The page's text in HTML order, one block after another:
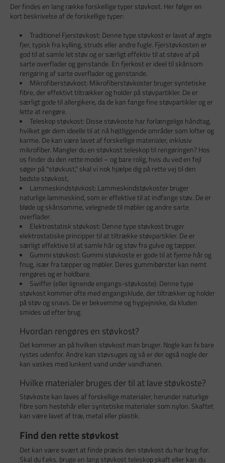
Der findes en lang række forskellige typer støvkost. Her følger en
kort beskrivelse af de forskellige typer:
Traditionel Fjerstøvkost: Denne type støvkost er lavet af ægte
fjer, typisk fra kylling, struds eller andre fugle. Fjerstøvkosten er
god til at samle let støv og er særligt effektiv til at støve af på
sarte overflader og genstande. En fjerkost er ideel til skånsom
rengøring af sarte overflader og genstande.
Mikrofiberstøvkost: Mikrofiberstøvkoster bruger syntetiske
fibre, der effektivt tiltrækker og holder på støvpartikler. De er
særligt gode til allergikere, da de kan fange fine støvpartikler og er
lette at rengøre.
Teleskop støvkost: Disse støvkoste har forlængelige håndtag,
hvilket gør dem ideelle til at nå højtliggende områder som lofter og
karme. De kan være lavet af forskellige materialer, inklusiv
mikrofiber. Mangler du en støvkost teleskop til rengøringen? Hos
os finder du den rette model – og bare rolig, hvis du ved en fejl
søger på "støvkust," skal vi nok hjælpe dig på rette vej til den
bedste støvkost,
Lammeskindstøvkost: Lammeskindstøvkoster bruger
naturlige lammeskind, som er effektive til at indfange støv. De er
bløde og skånsomme, velegnede til møbler og andre sarte
overflader.
Elektrostatisk støvkost: Denne type støvkost bruger
elektrostatiske principper til at tiltrække støvpartikler. De er
særligt effektive til at samle hår og støv fra gulve og tæpper.
Gummi støvkost: Gummi støvkoste er gode til at fjerne hår og
fnug, især fra tæpper og møbler. Deres gummibørster kan nemt
rengøres og er holdbare.
Swiffer (eller lignende engangs-støvkoste): Denne type
støvkost kommer ofte med engangsklude, der tiltrækker og holder
på støv og snavs. De er bekvemme og hygiejniske, da kluden
smides ud efter brug.
Hvordan rengøres en støvkost?
Det kommer an på hvilken støvkost man bruger. Nogle kan fx bare
rystes udenfor. Andre kan støvsuges og så er der også nogle der
kan vaskes med lunkent vand under vandhanen.
Hvilke materialer bruges der til at lave støvkoste?
Støvkoste kan laves af forskellige materialer, herunder naturlige
fibre som hestehår eller syntetiske materialer som nylon. Skaftet
kan være lavet af træ, metal eller plastik.
Find den rette støvkost
Det kan være svært at finde præcis den støvkost du har brug for.
Skal du f.eks. bruge en lang støvkost teleskop skaft eller kan du